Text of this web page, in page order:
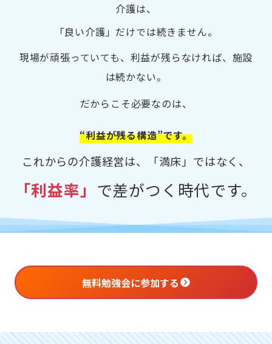
介護は、
「良い介護」だけでは続きません。
現場が頑張っていても、利益が残らなければ、施設
は続かない。
だからこそ必要なのは、
“利益が残る構造”です。
これからの介護経営は、「満床」ではなく、
「利益率」 で差がつく時代です。
無料勉強会に参加する